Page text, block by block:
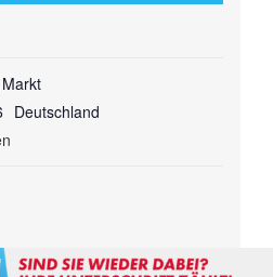
Deutschland